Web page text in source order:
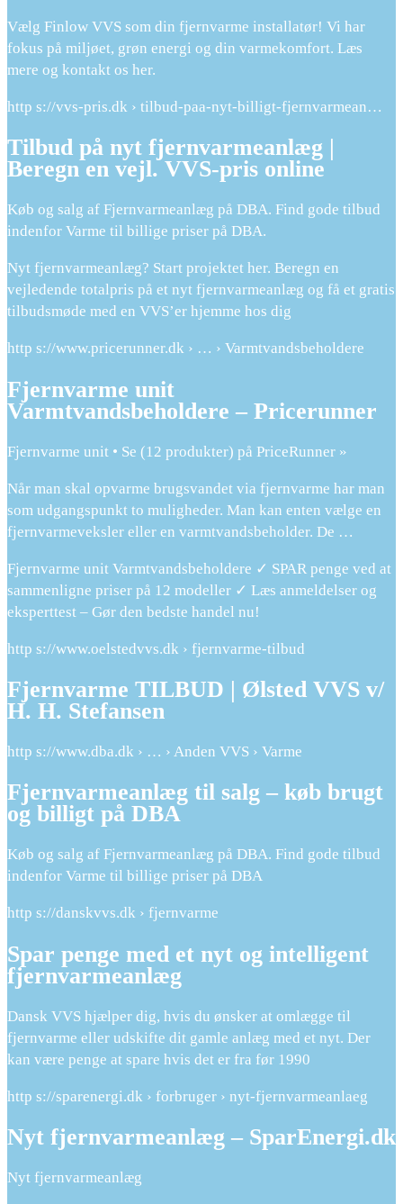
Vælg Finlow VVS som din fjernvarme installatør! Vi har
fokus på miljøet, grøn energi og din varmekomfort. Læs
mere og kontakt os her.
http s://vvs-pris.dk › tilbud-paa-nyt-billigt-fjernvarmean…
Tilbud på nyt fjernvarmeanlæg |
Beregn en vejl. VVS-pris online
Køb og salg af Fjernvarmeanlæg på DBA. Find gode tilbud
indenfor Varme til billige priser på DBA.
Nyt fjernvarmeanlæg? Start projektet her. Beregn en
vejledende totalpris på et nyt fjernvarmeanlæg og få et gratis
tilbudsmøde med en VVS’er hjemme hos dig
http s://www.pricerunner.dk › … › Varmtvandsbeholdere
Fjernvarme unit
Varmtvandsbeholdere – Pricerunner
Fjernvarme unit • Se (12 produkter) på PriceRunner »
Når man skal opvarme brugsvandet via fjernvarme har man
som udgangspunkt to muligheder. Man kan enten vælge en
fjernvarmeveksler eller en varmtvandsbeholder. De …
Fjernvarme unit Varmtvandsbeholdere ✓ SPAR penge ved at
sammenligne priser på 12 modeller ✓ Læs anmeldelser og
eksperttest – Gør den bedste handel nu!
http s://www.oelstedvvs.dk › fjernvarme-tilbud
Fjernvarme TILBUD | Ølsted VVS v/
H. H. Stefansen
http s://www.dba.dk › … › Anden VVS › Varme
Fjernvarmeanlæg til salg – køb brugt
og billigt på DBA
Køb og salg af Fjernvarmeanlæg på DBA. Find gode tilbud
indenfor Varme til billige priser på DBA
http s://danskvvs.dk › fjernvarme
Spar penge med et nyt og intelligent
fjernvarmeanlæg
Dansk VVS hjælper dig, hvis du ønsker at omlægge til
fjernvarme eller udskifte dit gamle anlæg med et nyt. Der
kan være penge at spare hvis det er fra før 1990
http s://sparenergi.dk › forbruger › nyt-fjernvarmeanlaeg
Nyt fjernvarmeanlæg – SparEnergi.dk
Nyt fjernvarmeanlæg